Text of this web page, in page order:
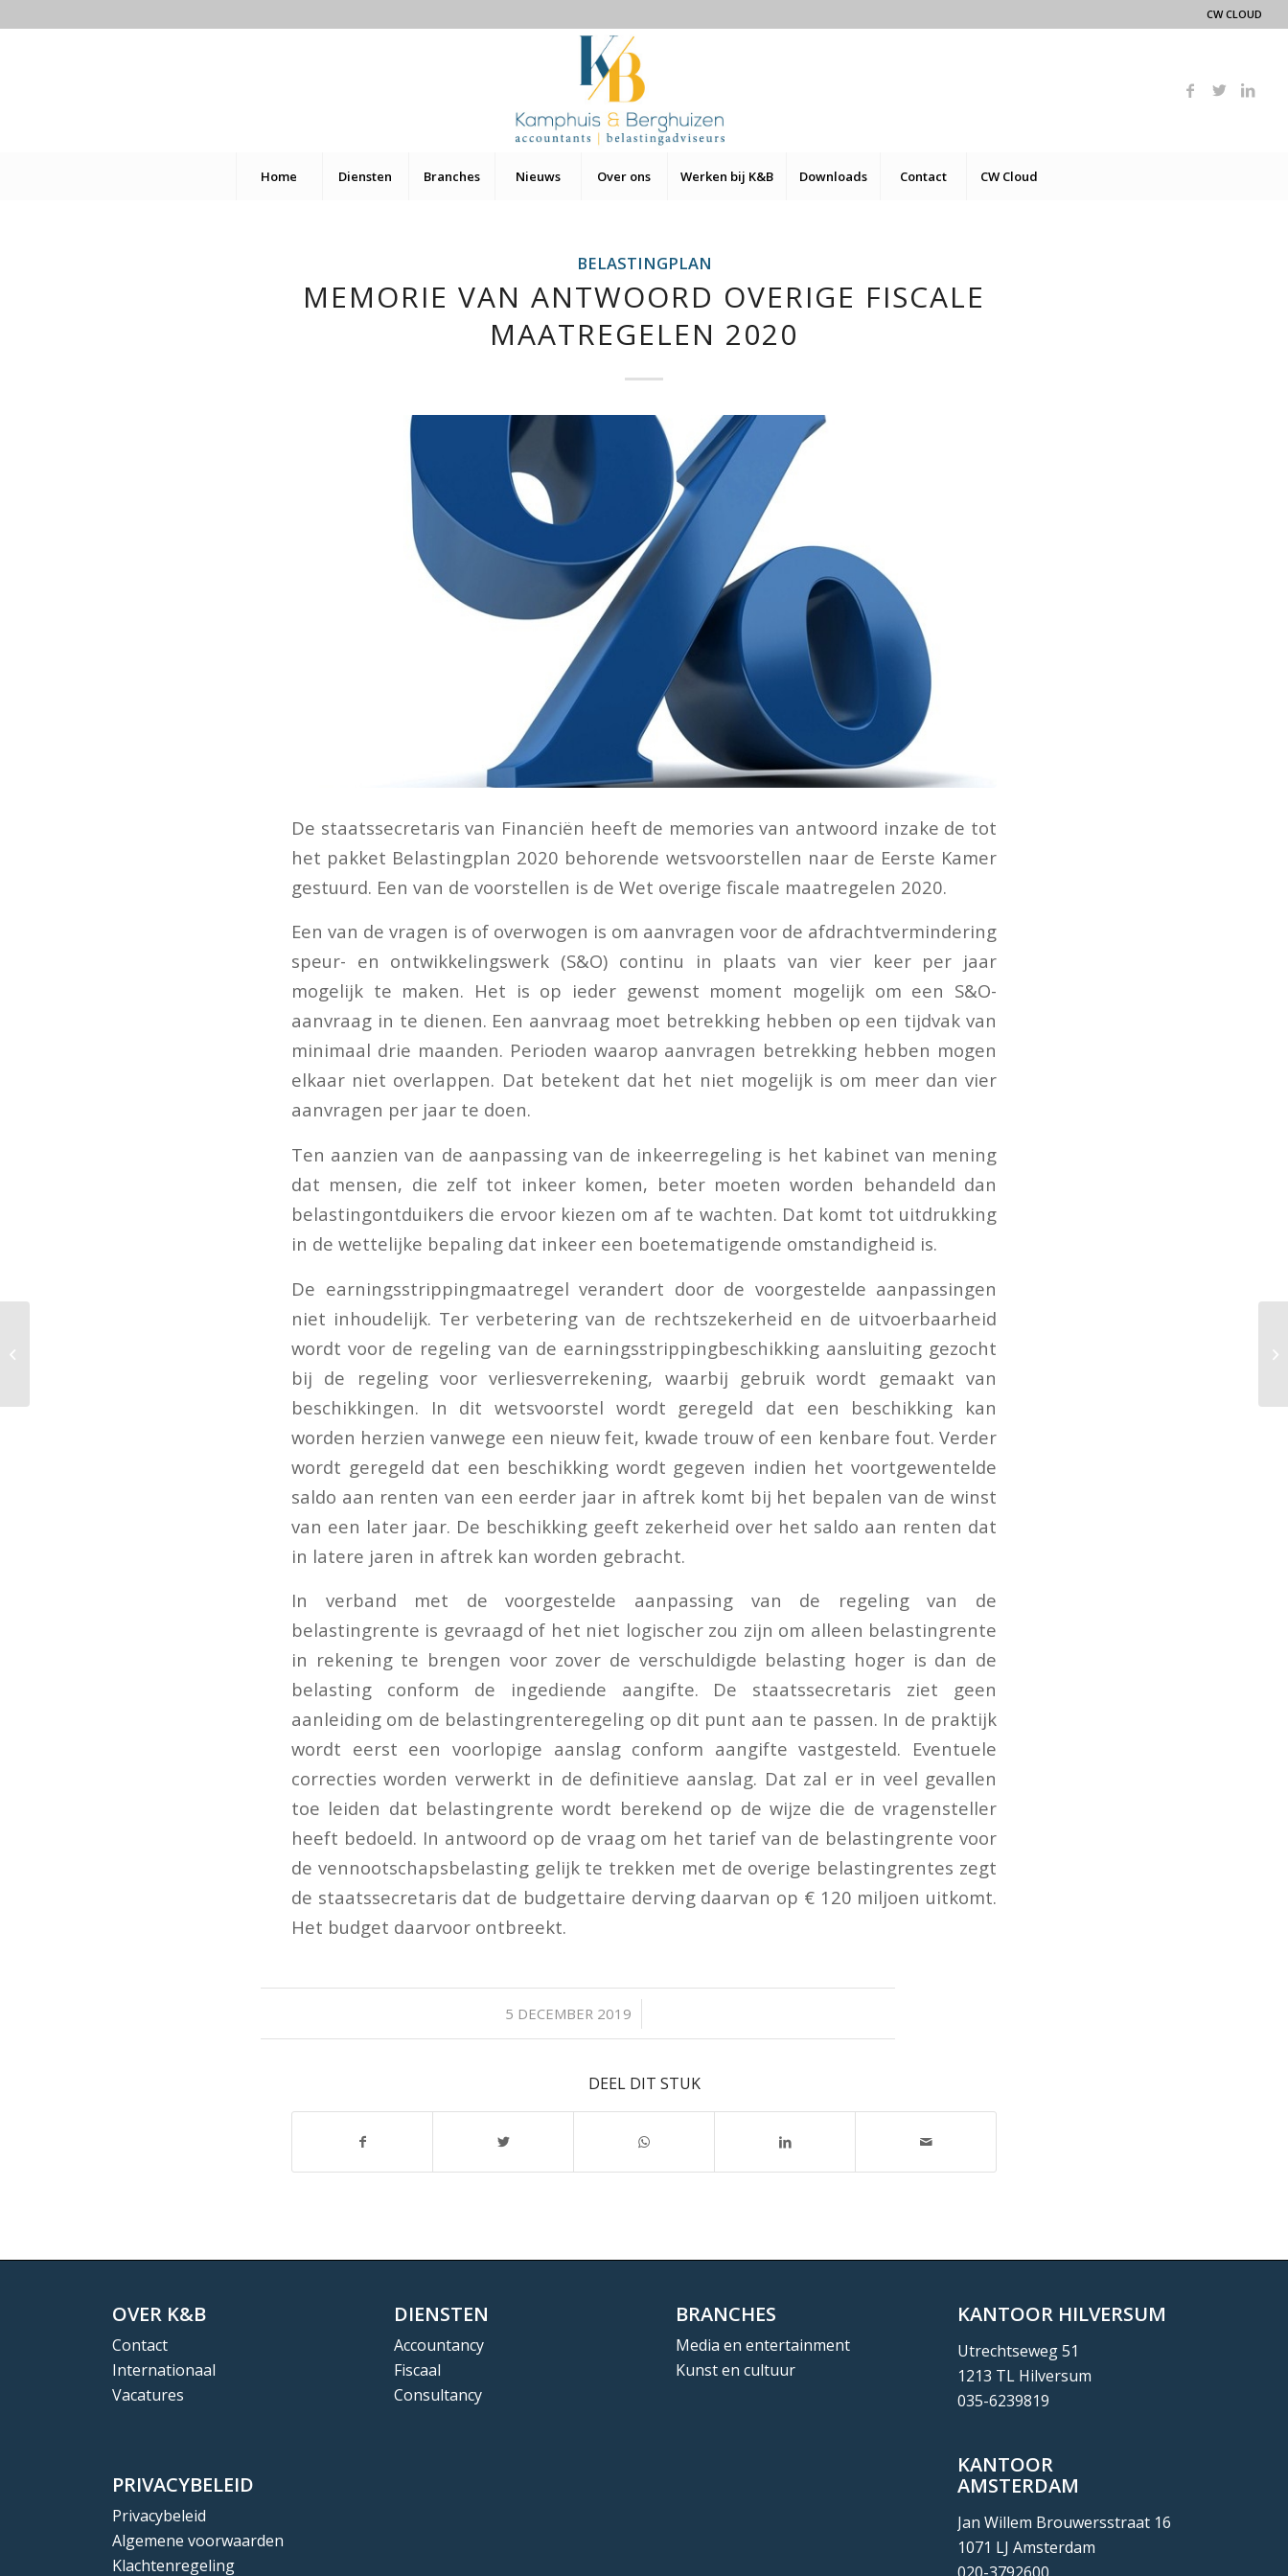
CW CLOUD
Home Diensten Branches Nieuws Over ons Werken bij K&B Downloads Contact CW Cloud
BELASTINGPLAN
MEMORIE VAN ANTWOORD OVERIGE FISCALE
MAATREGELEN 2020
De staatssecretaris van Financiën heeft de memories van antwoord inzake de tot
het pakket Belastingplan 2020 behorende wetsvoorstellen naar de Eerste Kamer
gestuurd. Een van de voorstellen is de Wet overige fiscale maatregelen 2020.
Een van de vragen is of overwogen is om aanvragen voor de afdrachtvermindering
speur- en ontwikkelingswerk (S&O) continu in plaats van vier keer per jaar
mogelijk te maken. Het is op ieder gewenst moment mogelijk om een S&O-
aanvraag in te dienen. Een aanvraag moet betrekking hebben op een tijdvak van
minimaal drie maanden. Perioden waarop aanvragen betrekking hebben mogen
elkaar niet overlappen. Dat betekent dat het niet mogelijk is om meer dan vier
aanvragen per jaar te doen.
Ten aanzien van de aanpassing van de inkeerregeling is het kabinet van mening
dat mensen, die zelf tot inkeer komen, beter moeten worden behandeld dan
belastingontduikers die ervoor kiezen om af te wachten. Dat komt tot uitdrukking
in de wettelijke bepaling dat inkeer een boetematigende omstandigheid is.
De earningsstrippingmaatregel verandert door de voorgestelde aanpassingen
niet inhoudelijk. Ter verbetering van de rechtszekerheid en de uitvoerbaarheid
wordt voor de regeling van de earningsstrippingbeschikking aansluiting gezocht
bij de regeling voor verliesverrekening, waarbij gebruik wordt gemaakt van
beschikkingen. In dit wetsvoorstel wordt geregeld dat een beschikking kan
worden herzien vanwege een nieuw feit, kwade trouw of een kenbare fout. Verder
wordt geregeld dat een beschikking wordt gegeven indien het voortgewentelde
saldo aan renten van een eerder jaar in aftrek komt bij het bepalen van de winst
van een later jaar. De beschikking geeft zekerheid over het saldo aan renten dat
in latere jaren in aftrek kan worden gebracht.
In verband met de voorgestelde aanpassing van de regeling van de
belastingrente is gevraagd of het niet logischer zou zijn om alleen belastingrente
in rekening te brengen voor zover de verschuldigde belasting hoger is dan de
belasting conform de ingediende aangifte. De staatssecretaris ziet geen
aanleiding om de belastingrenteregeling op dit punt aan te passen. In de praktijk
wordt eerst een voorlopige aanslag conform aangifte vastgesteld. Eventuele
correcties worden verwerkt in de definitieve aanslag. Dat zal er in veel gevallen
toe leiden dat belastingrente wordt berekend op de wijze die de vragensteller
heeft bedoeld. In antwoord op de vraag om het tarief van de belastingrente voor
de vennootschapsbelasting gelijk te trekken met de overige belastingrentes zegt
de staatssecretaris dat de budgettaire derving daarvan op € 120 miljoen uitkomt.
Het budget daarvoor ontbreekt.
5 DECEMBER 2019
/
DEEL DIT STUK
OVER K&B
Contact
Internationaal
Vacatures
PRIVACYBELEID
Privacybeleid
Algemene voorwaarden
Klachtenregeling
DIENSTEN
Accountancy
Fiscaal
Consultancy
BRANCHES
Media en entertainment
Kunst en cultuur
KANTOOR HILVERSUM
Utrechtseweg 51
1213 TL Hilversum
035-6239819
KANTOOR
AMSTERDAM
Jan Willem Brouwersstraat 16
1071 LJ Amsterdam